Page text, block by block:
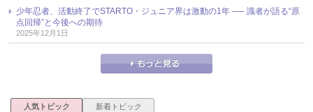
少年忍者、活動終了でSTARTO・ジュニア界は激動の1年 ── 識者が語る“原
点回帰”と今後への期待
2025年12月1日
人気トピック 新着トピック